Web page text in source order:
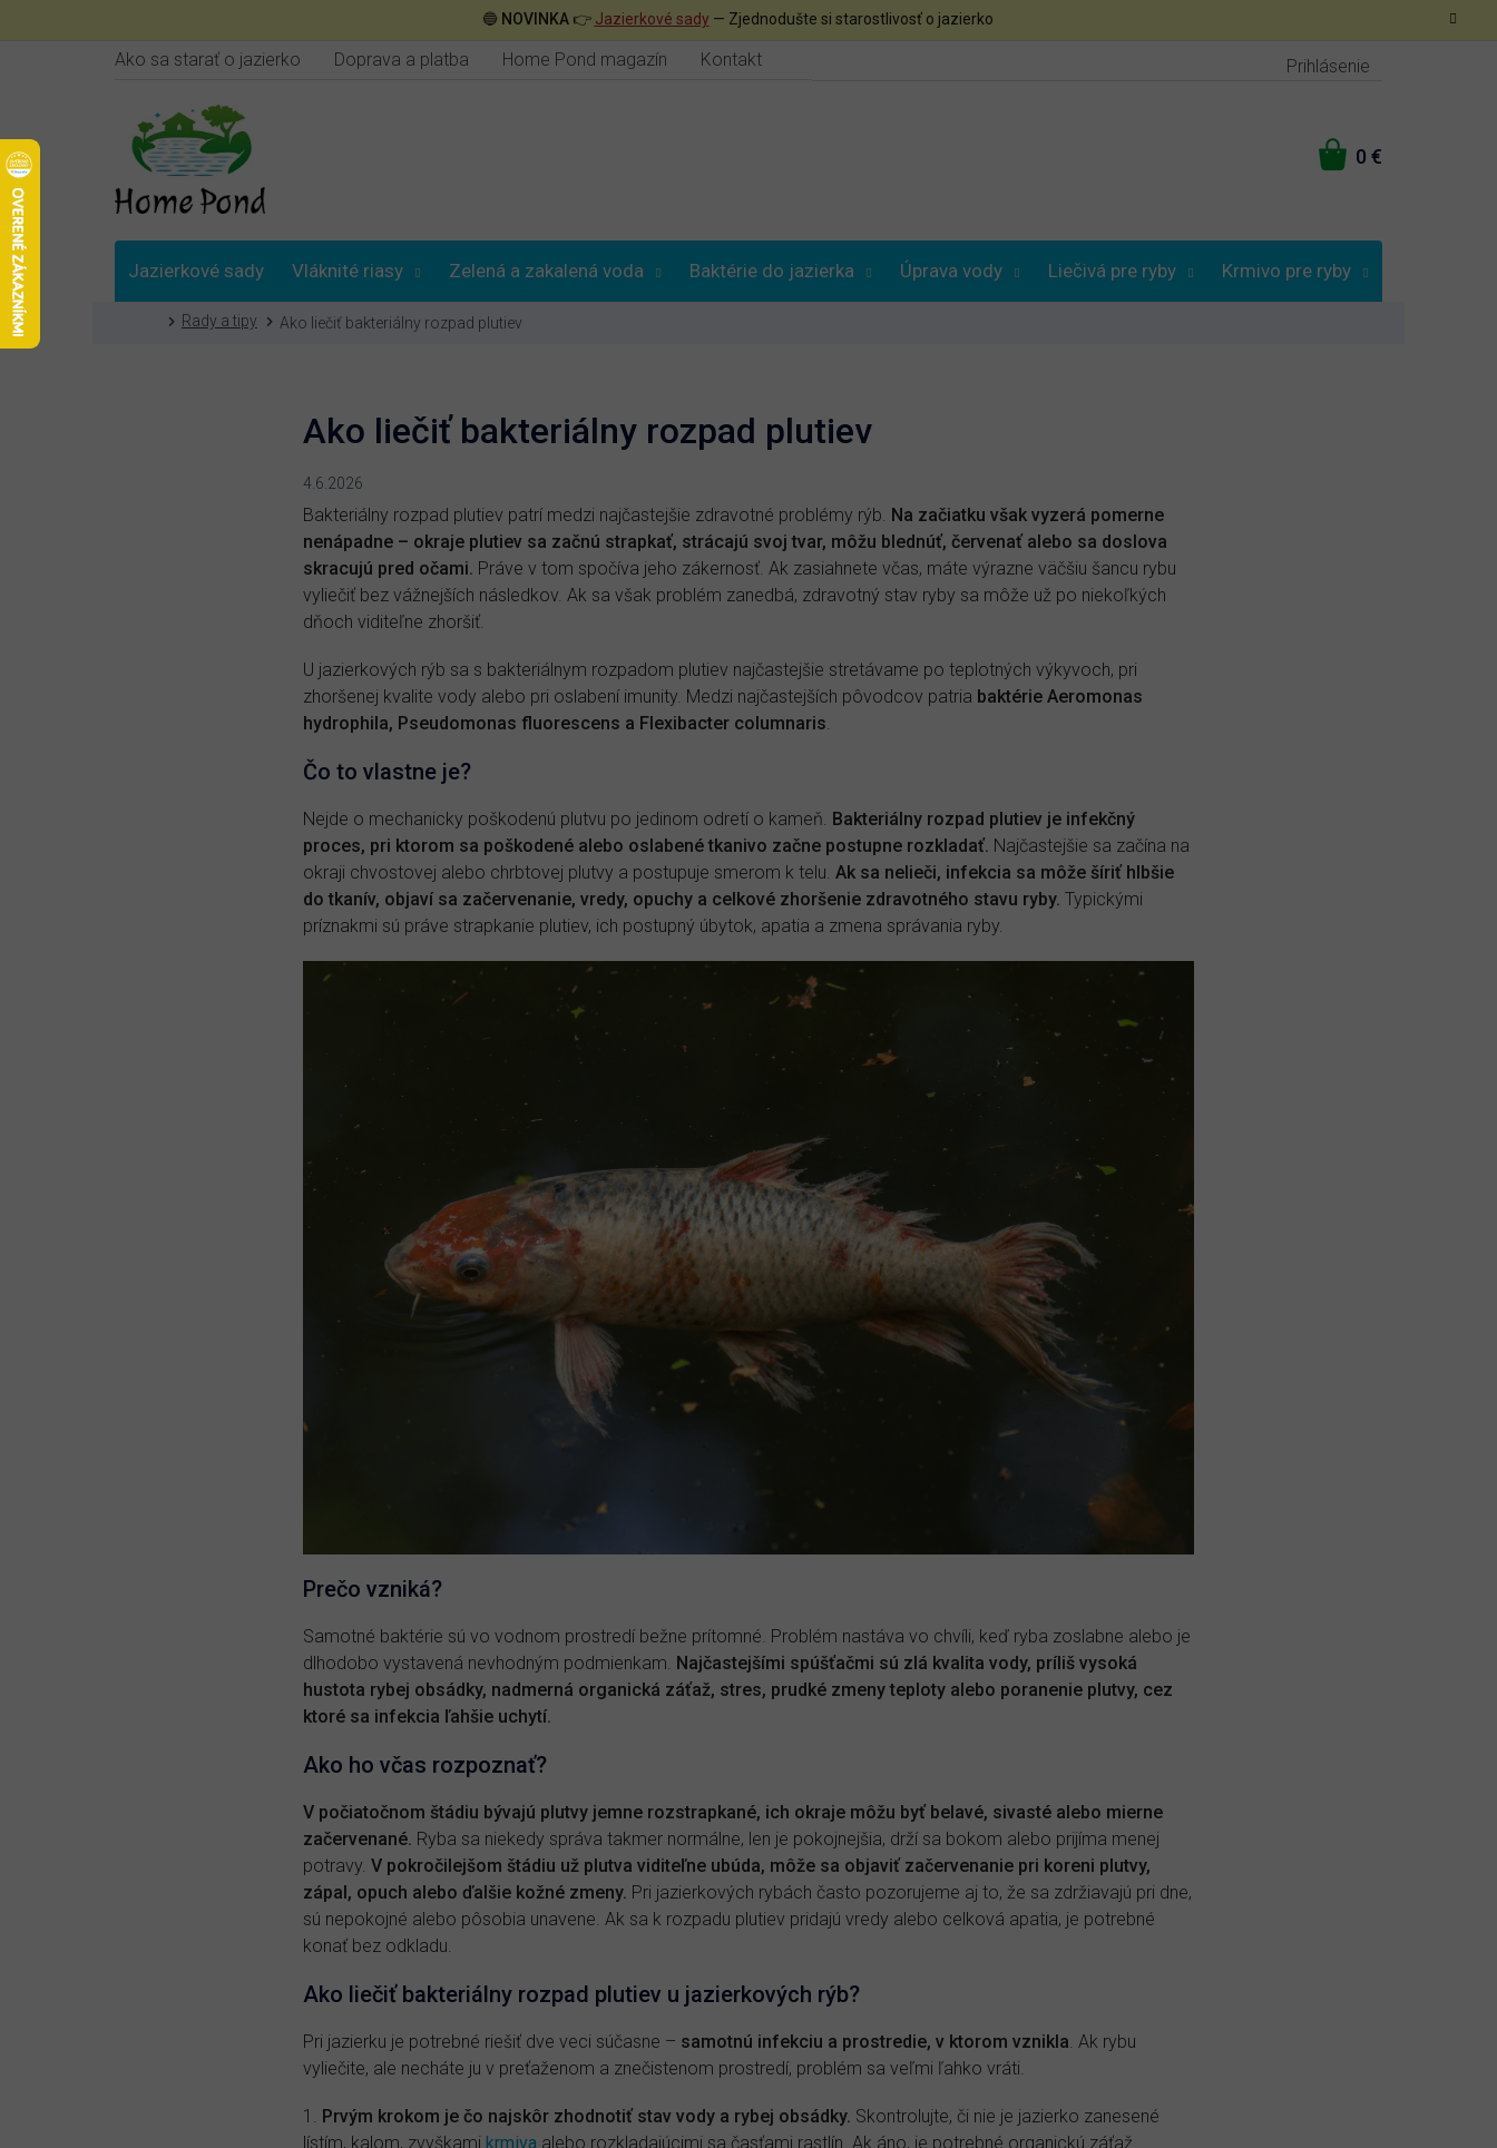
🔵 NOVINKA👉 Jazierkové sady — Zjednodušte si starostlivosť o jazierko
Ako sa starať o jazierko Doprava a platba Home Pond magazín Kontakt Prihlásenie
NÁKUPNÝ
Jazierkové sady Vláknité riasy Zelená a zakalená voda Baktérie do jazierka Úprava vody Liečivá pre ryby Krmivo pre ryby
Poradna
Domov
Rady a tipy Ako liečiť bakteriálny rozpad plutiev
Ako liečiť bakteriálny rozpad plutiev
4.6.2026
Bakteriálny rozpad plutiev patrí medzi najčastejšie zdravotné problémy rýb. Na začiatku však vyzerá pomerne
nenápadne – okraje plutiev sa začnú strapkať, strácajú svoj tvar, môžu blednúť, červenať alebo sa doslova
skracujú pred očami. Práve v tom spočíva jeho zákernosť. Ak zasiahnete včas, máte výrazne väčšiu šancu rybu
vyliečiť bez vážnejších následkov. Ak sa však problém zanedbá, zdravotný stav ryby sa môže už po niekoľkých
dňoch viditeľne zhoršiť.
U jazierkových rýb sa s bakteriálnym rozpadom plutiev najčastejšie stretávame po teplotných výkyvoch, pri
zhoršenej kvalite vody alebo pri oslabení imunity. Medzi najčastejších pôvodcov patria baktérie Aeromonas
hydrophila, Pseudomonas fluorescens a Flexibacter columnaris
Čo to vlastne je?
Nejde o mechanicky poškodenú plutvu po jedinom odretí o kameň. Bakteriálny rozpad plutiev je infekčný
proces, pri ktorom sa poškodené alebo oslabené tkanivo začne postupne rozkladať. Najčastejšie sa začína na
okraji chvostovej alebo chrbtovej plutvy a postupuje smerom k telu. Ak sa nelieči, infekcia sa môže šíriť hlbšie
do tkanív, objaví sa začervenanie, vredy, opuchy a celkové zhoršenie zdravotného stavu ryby. Typickými
príznakmi sú práve strapkanie plutiev, ich postupný úbytok, apatia a zmena správania ryby.
Prečo vzniká?
Samotné baktérie sú vo vodnom prostredí bežne prítomné. Problém nastáva vo chvíli, keď ryba zoslabne alebo je
dlhodobo vystavená nevhodným podmienkam. Najčastejšími spúšťačmi sú zlá kvalita vody, príliš vysoká
hustota rybej obsádky, nadmerná organická záťaž, stres, prudké zmeny teploty alebo poranenie plutvy, cez
ktoré sa infekcia ľahšie uchytí.
Ako ho včas rozpoznať?
V počiatočnom štádiu bývajú plutvy jemne rozstrapkané, ich okraje môžu byť belavé, sivasté alebo mierne
začervenané. Ryba sa niekedy správa takmer normálne, len je pokojnejšia, drží sa bokom alebo prijíma menej
potravy. V pokročilejšom štádiu už plutva viditeľne ubúda, môže sa objaviť začervenanie pri koreni plutvy,
zápal, opuch alebo ďalšie kožné zmeny. Pri jazierkových rybách často pozorujeme aj to, že sa zdržiavajú pri dne,
sú nepokojné alebo pôsobia unavene. Ak sa k rozpadu plutiev pridajú vredy alebo celková apatia, je potrebné
konať bez odkladu.
Ako liečiť bakteriálny rozpad plutiev u jazierkových rýb?
Pri jazierku je potrebné riešiť dve veci súčasne – samotnú infekciu a prostredie, v ktorom vznikla. Ak rybu
vyliečite, ale necháte ju v preťaženom a znečistenom prostredí, problém sa veľmi ľahko vráti.
1. Prvým krokom je čo najskôr zhodnotiť stav vody a rybej obsádky. Skontrolujte, či nie je jazierko zanesené
lístím, kalom, zvyškami krmiva alebo rozkladajúcimi sa časťami rastlín. Ak áno, je potrebné organickú záťaž